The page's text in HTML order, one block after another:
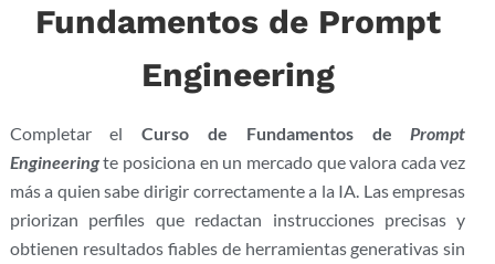
Fundamentos de Prompt
Engineering
Completar elCurso de Fundamentos de Prompt
Engineeringte posiciona en un mercado que valora cada vez
más a quien sabe dirigir correctamente a la IA. Las empresas
priorizan perfiles que redactan instrucciones precisas y
obtienen resultados fiables de herramientas generativas sin